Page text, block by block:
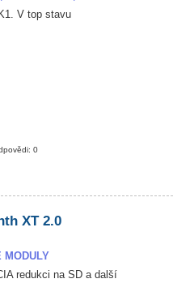
V top stavu
0
XT 2.0
MODULY
redukci na SD a další